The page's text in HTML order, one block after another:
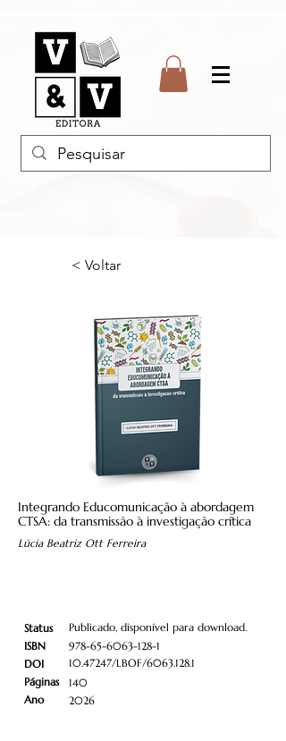
< Voltar
Integrando Educomunicação à abordagem
CTSA: da transmissão à investigação crítica
Lúcia Beatriz Ott Ferreira
Status
ISBN
DOI
Páginas
Ano
Publicado, disponível para download.
978-65-6063-128-1
10.47247/LBOF/6063.128.1
140
2026